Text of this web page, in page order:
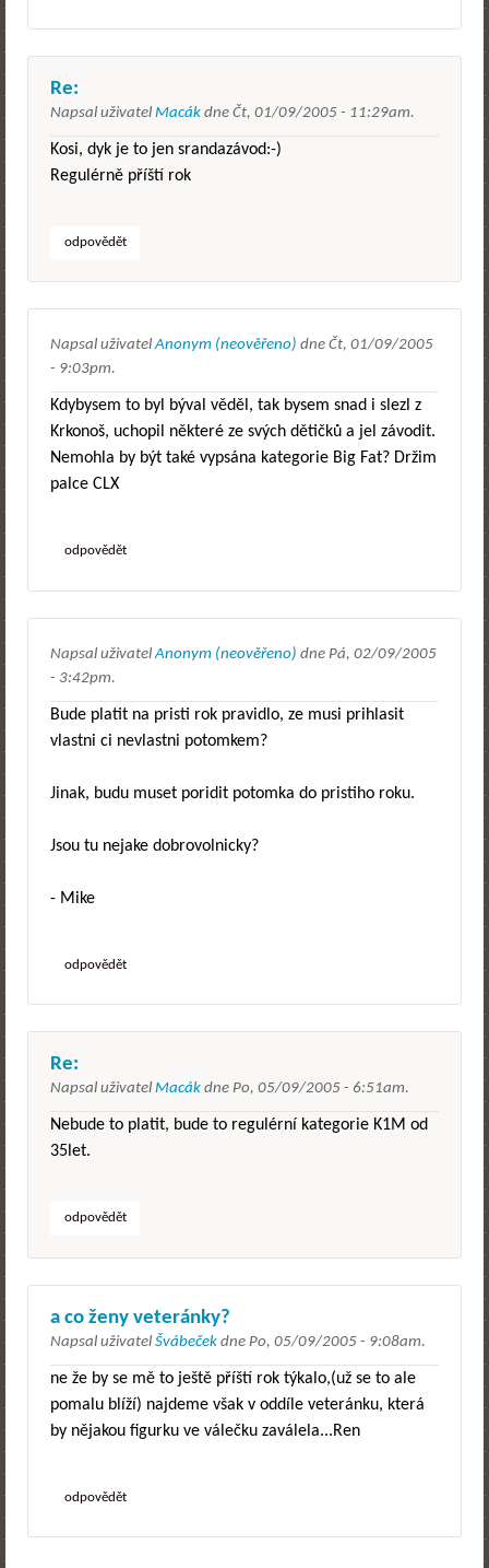
Re:
Napsal uživatel Macák dne Čt, 01/09/2005 - 11:29am.
Kosi, dyk je to jen srandazávod:-)
Regulérně příští rok
odpovědět
Napsal uživatelAnonym (neověřeno) dne Čt, 01/09/2005
- 9:03pm.
Kdybysem to byl býval věděl, tak bysem snad i slezl z
Krkonoš, uchopil některé ze svých dětičků a jel závodit.
Nemohla by být také vypsána kategorie Big Fat? Držim
palce CLX
odpovědět
Napsal uživatelAnonym (neověřeno) dne Pá, 02/09/2005
- 3:42pm.
Bude platit na pristi rok pravidlo, ze musi prihlasit
vlastni ci nevlastni potomkem?
Jinak, budu muset poridit potomka do pristiho roku.
Jsou tu nejake dobrovolnicky?
- Mike
odpovědět
Re:
Napsal uživatel Macák dne Po, 05/09/2005 - 6:51am.
Nebude to platit, bude to regulérní kategorie K1M od
35let.
odpovědět
a co ženy veteránky?
Napsal uživatel Švábeček dne Po, 05/09/2005 - 9:08am.
ne že by se mě to ještě příští rok týkalo,(už se to ale
pomalu blíží) najdeme však v oddíle veteránku, která
by nějakou figurku ve válečku zaválela...Ren
odpovědět